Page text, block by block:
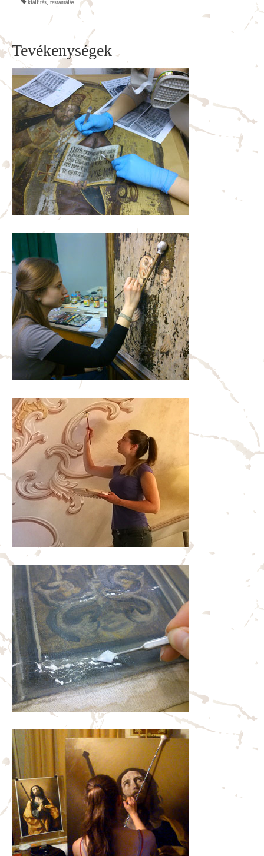
kiállítás restaurálás
Tevékenységek